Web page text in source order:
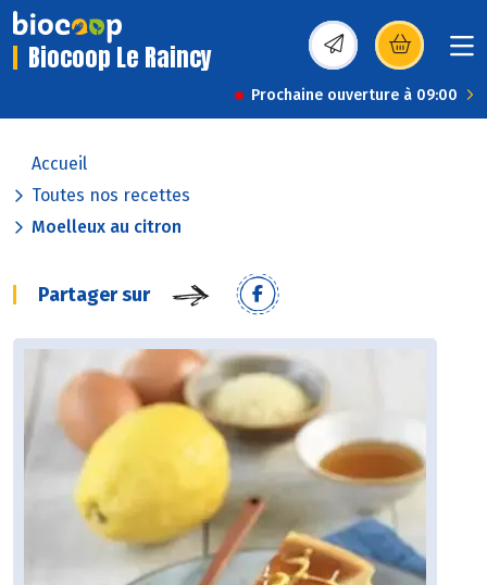
Biocoop Le Raincy (s’ouvre dans une
Prochaine ouverture à 09:00
Accueil
Toutes nos recettes
Moelleux au citron
Partager sur